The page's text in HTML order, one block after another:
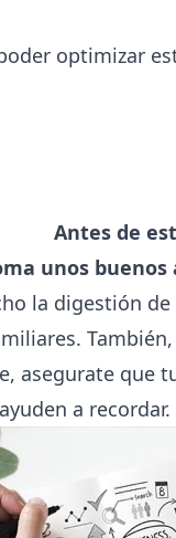
optimizar
Antes de
unos buenos
la digestión
asegurate que
a recordar.